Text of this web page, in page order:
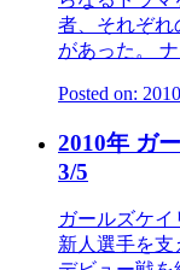
者、それぞれ
があった。
Posted on:
2010年 ガ
3/5
ガールズケイ
新人選手を